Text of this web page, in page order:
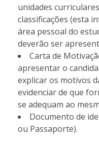
unidades
classificações (esta
área pessoal do
deverão ser
Carta de
apresentar o
explicar os motivos
evidenciar de que
se adequam ao
Documento de
ou Passaporte).